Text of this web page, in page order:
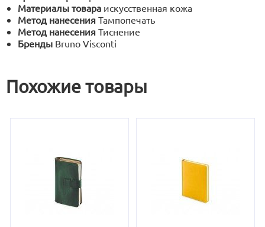
Материалы товара искусственная кожа
Метод нанесения Тампопечать
Метод нанесения Тиснение
Бренды Bruno Visconti
Похожие товары